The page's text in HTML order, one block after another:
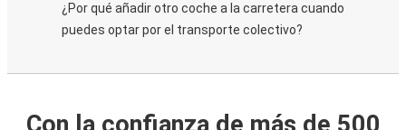
¿Por qué añadir otro coche a la carretera cuando
puedes optar por el transporte colectivo?